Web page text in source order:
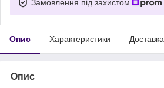
Замовлення під захистом
Опис Характеристики Доставка
Опис